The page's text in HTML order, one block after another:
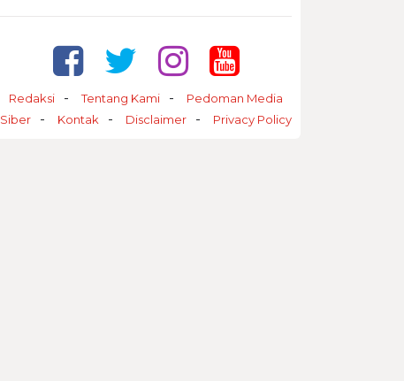
Redaksi Tentang Kami
Pedoman Media
Siber
Kontak Disclaimer Privacy Policy